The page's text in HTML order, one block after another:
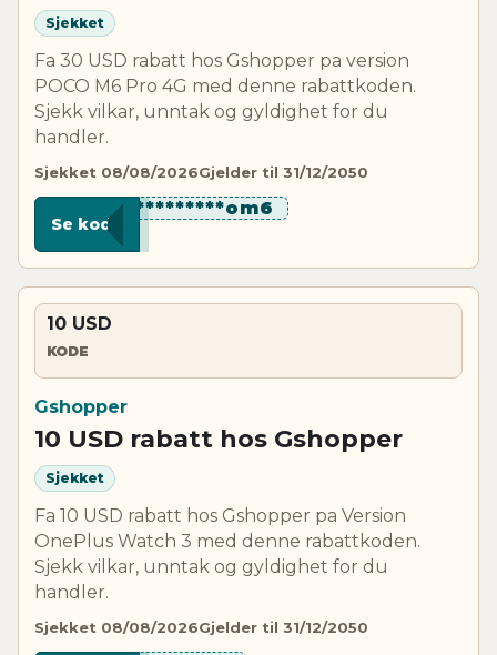
Sjekket
Fa 30 USD rabatt hos Gshopper pa version
POCO M6 Pro 4G med denne rabattkoden.
Sjekk vilkar, unntak og gyldighet for du
handler.
Sjekket 08/08/2026Gjelder til 31/12/2050
***********om6
Se kode
10 USD
KODE
Gshopper
10 USD rabatt hos Gshopper
Sjekket
Fa 10 USD rabatt hos Gshopper pa Version
OnePlus Watch 3 med denne rabattkoden.
Sjekk vilkar, unntak og gyldighet for du
handler.
Sjekket 08/08/2026Gjelder til 31/12/2050